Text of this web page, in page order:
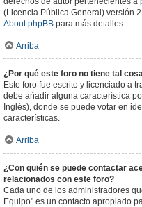
(Licencia Pública General) versión
About phpBB para más detalles.
Arriba
¿Por qué este foro no tiene tal
Este foro fue escrito y licenciado a
debe añadir alguna característica
Inglés), donde se puede votar en
características.
Arriba
¿Con quién se puede contactar
relacionados con este foro?
Cada uno de los administradores
Equipo" es un contacto apropiado